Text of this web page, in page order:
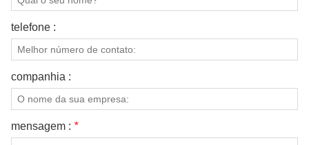
telefone :
companhia :
mensagem : *